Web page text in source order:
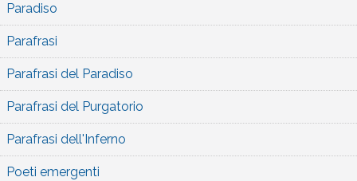
Paradiso
Parafrasi
Parafrasi del Paradiso
Parafrasi del Purgatorio
Parafrasi dell'Inferno
Poeti emergenti